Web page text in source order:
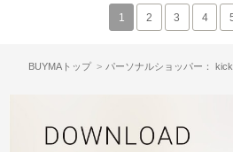
1 2 3 4
BUYMAトップ パーソナルショッパー：